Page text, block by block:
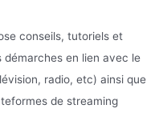
conseils, tutoriels et
en lien avec le
radio, etc) ainsi que
de streaming